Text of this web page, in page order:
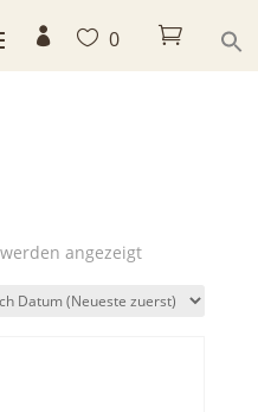
  0 
angezeigtNach
sortiert